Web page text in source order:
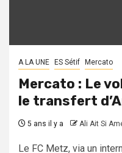
A LA UNE ES Sétif Mercato
Mercato : Le
le transfert
5 ans il y a Ali Ait Si
Le FC Metz, via un